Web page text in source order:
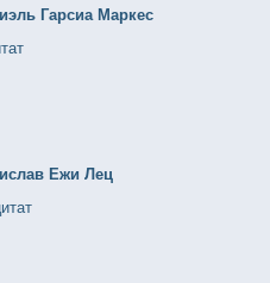
Гарсиа Маркес
Ежи Лец